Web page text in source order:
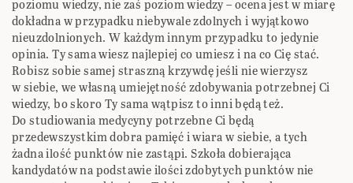
poziomu wiedzy, nie zaś poziom wiedzy – ocena jest w miarę
dokładna w przypadku niebywale zdolnych i wyjątkowo
nieuzdolnionych. W każdym innym przypadku to jedynie
opinia. Ty sama wiesz najlepiej co umiesz i na co Cię stać.
Robisz sobie samej straszną krzywdę jeśli nie wierzysz
w siebie, we własną umiejętność zdobywania potrzebnej Ci
wiedzy, bo skoro Ty sama wątpisz to inni będą też.
Do studiowania medycyny potrzebne Ci będą
przedewszystkim dobra pamięć i wiara w siebie, a tych
żadna ilość punktów nie zastąpi. Szkoła dobierająca
kandydatów na podstawie ilości zdobytych punktów nie